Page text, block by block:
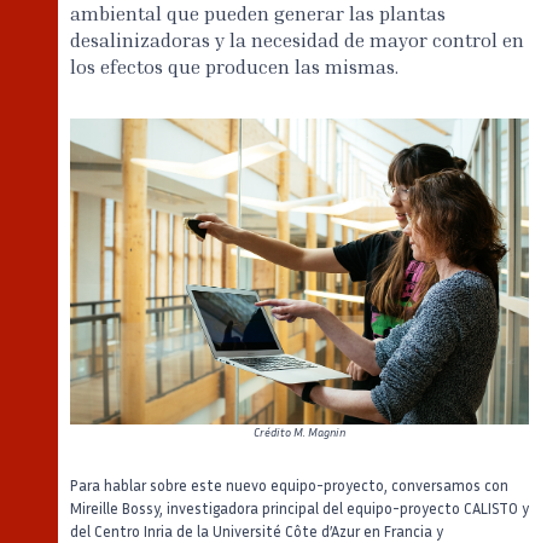
ambiental que pueden generar las plantas
desalinizadoras y la necesidad de mayor control en
los efectos que producen las mismas.
CréditoM. Magnin
Para hablar sobre este nuevo equipo-proyecto, conversamos con
Mireille Bossy, investigadora principal del equipo-proyecto CALISTO y
del Centro Inria de la Université Côte d’Azur en Francia y